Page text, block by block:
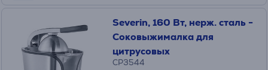
Severin, 160 Вт, нерж. сталь -
Соковыжималка для
цитрусовых
CP3544